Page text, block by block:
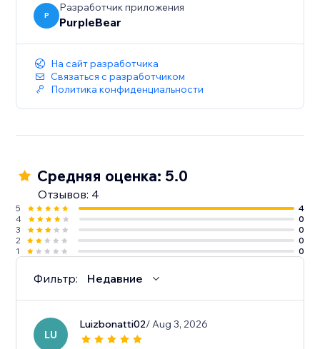
P
Разработчик приложения
PurpleBear
На сайт разработчика
Связаться с разработчиком
Политика конфиденциальности
Средняя оценка: 5.0
Отзывов: 4
5
4
4
0
3
0
2
0
1
0
Фильтр: Недавние
LU
Luizbonatti02/ Aug 3, 2026